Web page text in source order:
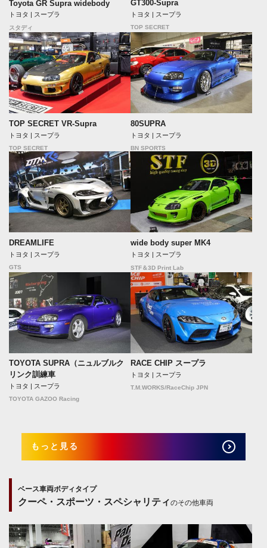
Toyota GR Supra widebody
トヨタ | スープラ
スタディ
GT300-Supra
トヨタ | スープラ
TOP SECRET
TOP SECRET VR-Supra
トヨタ | スープラ
TOP SECRET
80SUPRA
トヨタ | スープラ
BN SPORTS
DREAMLIFE
トヨタ | スープラ
GTS
wide body super MK4
トヨタ | スープラ
STF＆3D Print Lab
TOYOTA SUPRA（ニュルブルク
リンク訓練車
トヨタ | スープラ
TOYOTA GAZOO Racing
RACE CHIP スープラ
トヨタ | スープラ
T.M.WORKS/RaceChip JPN
もっと見る
ベース車両ボディタイプ
クーペ・スポーツ・スペシャリティのその他車両